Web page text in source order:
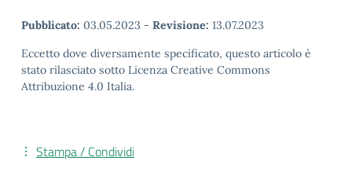
Pubblicato: 03.05.2023 - Revisione: 13.07.2023
Eccetto dove diversamente specificato, questo articolo è
stato rilasciato sotto Licenza Creative Commons
Attribuzione 4.0 Italia.
Stampa / Condividi